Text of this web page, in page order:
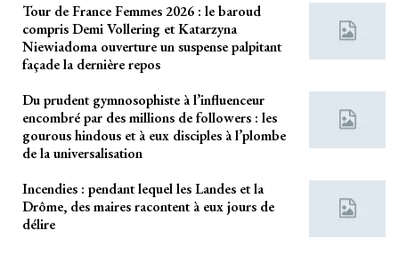
Tour de France Femmes 2026 : le baroud
compris Demi Vollering et Katarzyna
Niewiadoma ouverture un suspense palpitant
façade la dernière repos
Du prudent gymnosophiste à l’influenceur
encombré par des millions de followers : les
gourous hindous et à eux disciples à l’plombe
de la universalisation
Incendies : pendant lequel les Landes et la
Drôme, des maires racontent à eux jours de
délire